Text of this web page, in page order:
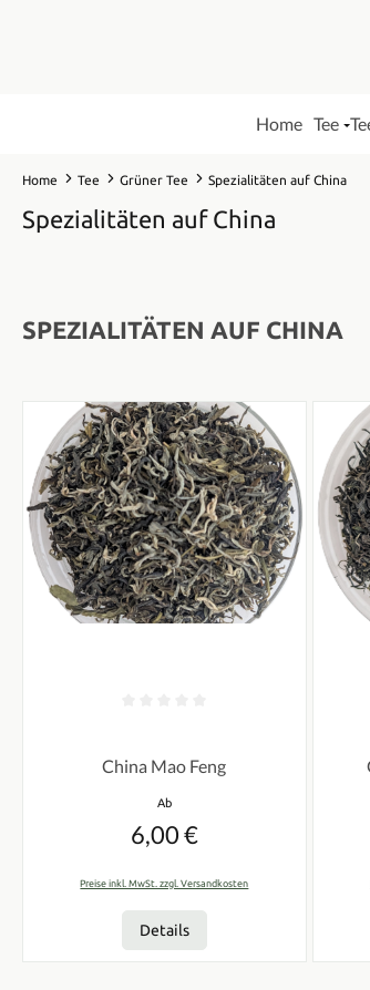
Home Tee
Home Tee Grüner Tee Spezialitäten auf China
Spezialitäten auf China
SPEZIALITÄTEN AUF CHINA
China Mao Feng
Regulärer Preis:
Ab
6,00 €
Preise inkl. MwSt. zzgl. Versandkosten
Details